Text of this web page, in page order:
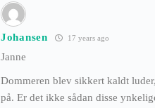
Johansen 17 years ago
Janne
Dommeren blev sikkert kaldt
på. Er det ikke sådan disse